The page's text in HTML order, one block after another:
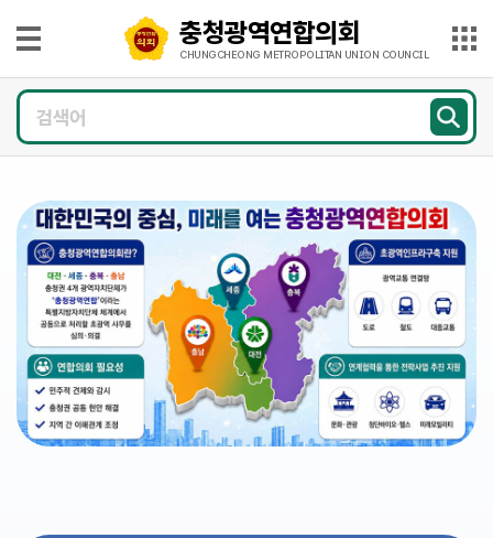
광
역
연
의
회
METROPOLITAN
UNION
COUNCIL
회
소
의
원
광
장
의
정
활
동
의
충청광역연합의회
CHUNGCHEONG METROPOLITAN UNION COUNCIL